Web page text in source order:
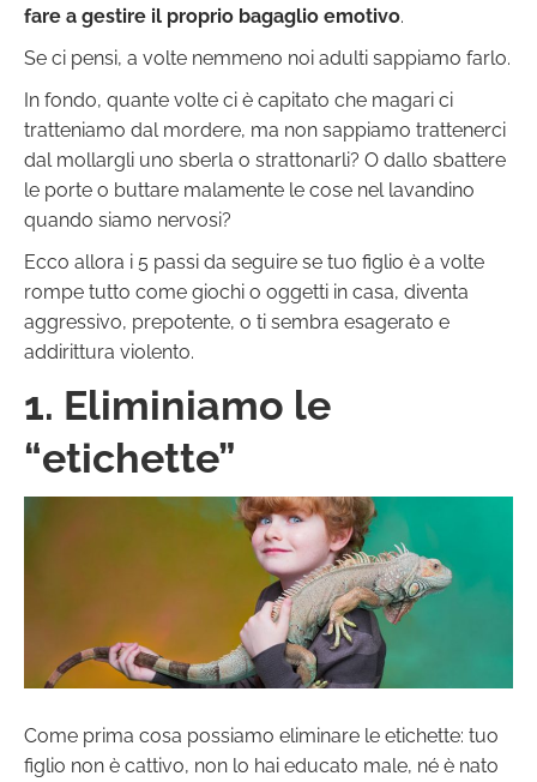
fare a gestire il proprio bagaglio emotivo.
Se ci pensi, a volte nemmeno noi adulti sappiamo farlo.
In fondo, quante volte ci è capitato che magari ci
tratteniamo dal mordere, ma non sappiamo trattenerci
dal mollargli uno sberla o strattonarli? O dallo sbattere
le porte o buttare malamente le cose nel lavandino
quando siamo nervosi?
Ecco allora i 5 passi da seguire se tuo figlio è a volte
rompe tutto come giochi o oggetti in casa, diventa
aggressivo, prepotente, o ti sembra esagerato e
addirittura violento.
1. Eliminiamo le
“etichette”
Come prima cosa possiamo eliminare le etichette: tuo
figlio non è cattivo, non lo hai educato male, né è nato